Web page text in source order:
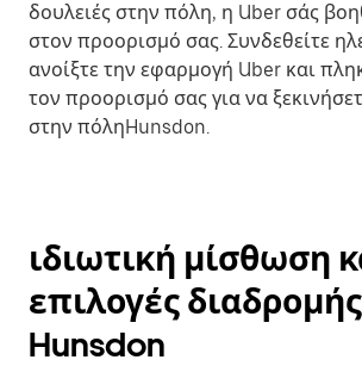
δουλειές στην πόλη, η Uber σάς
στον προορισμό σας. Συνδεθείτε
ανοίξτε την εφαρμογή Uber και
τον προορισμό σας για να
στην πόληHunsdon.
ιδιωτική μίσθωση
επιλογές
Hunsdon